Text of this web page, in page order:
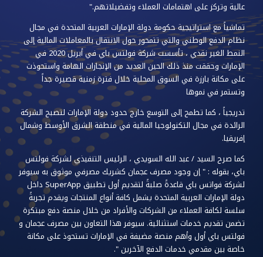
عالية وتركز على اهتمامات العملاء وتفضيلاتهم."
تماشياً مع استراتيجية حكومة دولة الإمارات العربية المتحدة في مجال
نظام الدفع الوطني والتي تتمحور حول الانتقال بالمعاملات المالية إلى
النمط الغير نقدي ، تأسست شركة فولتس باي في أبريل 2020 في
الإمارات وحققت منذ ذلك الحين العديد من الإنجازات الهامة واستحوذت
على مكانة بارزة في السوق المحلية خلال فترة زمنية قصيرة جداً
وتستمر في نموها
تدريجياً ، كما تطمح إلى التوسع خارج حدود دولة الإمارات لتصبح الشركة
الرائدة في مجال التكنولوجيا المالية في منطقة الشرق الأوسط وشمال
إفريقيا.
كما صرح السيد / عبد الله السويدي ، الرئيس التنفيذي لشركة فولتس
باي، بقوله : " إن وجود مصرف عجمان كشريك مصرفي موثوق به سيوفر
لشركة فواتس باي قاعدةً صلبةً لتقديم أول تطبيق SuperApp داخل
دولة الإمارات العربية المتحدة يشمل كافة أنواع المنتجات ويقدم تجربةً
سلسة لكافة العملاء من الشركات والأفراد من خلال منصة دفع مبتكرة
تضمن تقديم خدمات استثنائية. سيوفر هذا التعاون بين مصرف عجمان و
فولتس باي أول وأهم منصة مضيفة في الإمارات تستحوذ على مكانة
خاصة بين مقدمي خدمات الدفع الآخرين ".